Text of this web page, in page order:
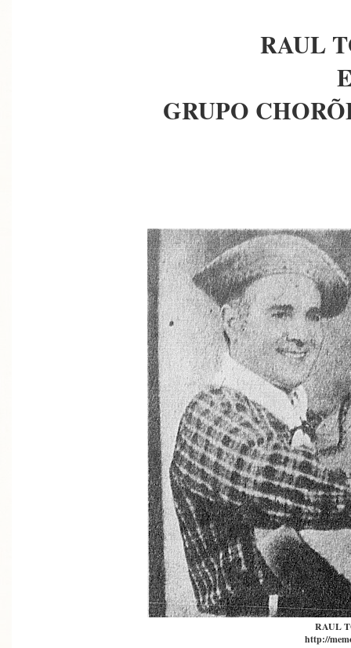
RAUL
GRUPO
RAUL
http://